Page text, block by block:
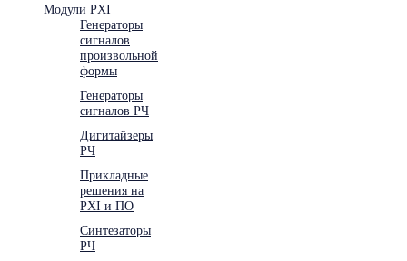
Модули PXI
Генераторы
сигналов
произвольной
формы
Генераторы
сигналов РЧ
Дигитайзеры
РЧ
Прикладные
решения на
PXI и ПО
Синтезаторы
РЧ